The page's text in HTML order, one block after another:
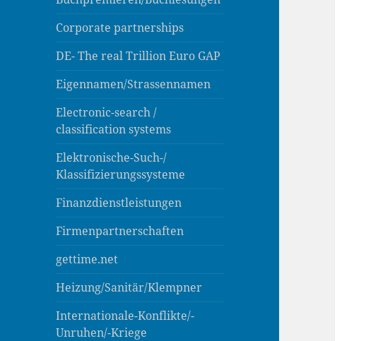
Corporate partnerships
DE- The real Trillion Euro GAP
Eigennamen/Strassennamen
Electronic-search /
classification systems
Elektronische-Such-/
Klassifizierungssysteme
Finanzdienstleistungen
Firmenpartnerschaften
gettime.net
Heizung/Sanitär/Klempner
Internationale-Konflikte/-
Unruhen/-Kriege